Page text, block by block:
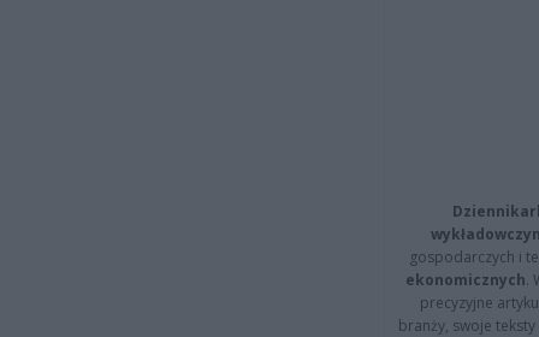
gospodarczych i
ekonomicznych.
precyzyjne
branży, swoje